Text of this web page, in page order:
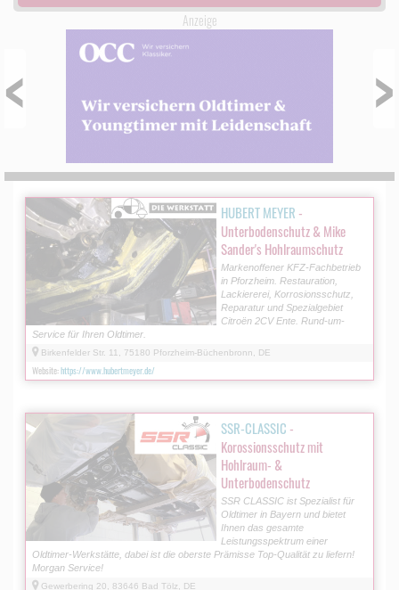
Anzeige
HUBERT MEYER -
Unterbodenschutz & Mike
Sander's Hohlraumschutz
Markenoffener KFZ-Fachbetrieb
in Pforzheim. Restauration,
Lackiererei, Korrosionsschutz,
Reparatur und Spezialgebiet
Citroën 2CV Ente. Rund-um-
Service für Ihren Oldtimer.
Birkenfelder Str. 11, 75180 Pforzheim-Büchenbronn, DE
Website:https://www.hubertmeyer.de/
SSR-CLASSIC -
Korossionsschutz mit
Hohlraum- &
Unterbodenschutz
SSR CLASSIC ist Spezialist für
Oldtimer in Bayern und bietet
Ihnen das gesamte
Leistungsspektrum einer
Oldtimer-Werkstätte, dabei ist die oberste Prämisse Top-Qualität zu liefern!
Morgan Service!
Gewerbering 20, 83646 Bad Tölz, DE